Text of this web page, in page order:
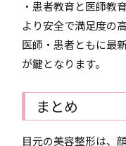
・患者教育と医師教
より安全で満足度の
医師・患者ともに最
が鍵となります。
まとめ
目元の美容整形は、